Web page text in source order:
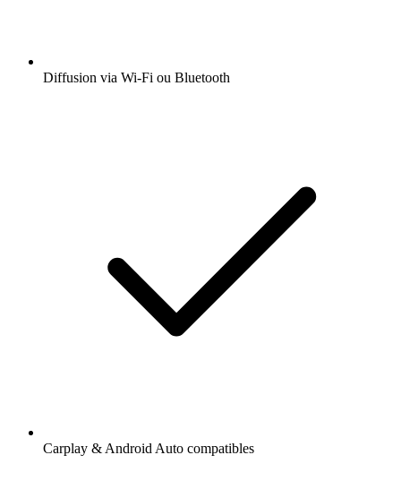
Diffusion via Wi-Fi ou Bluetooth
Carplay & Android Auto compatibles